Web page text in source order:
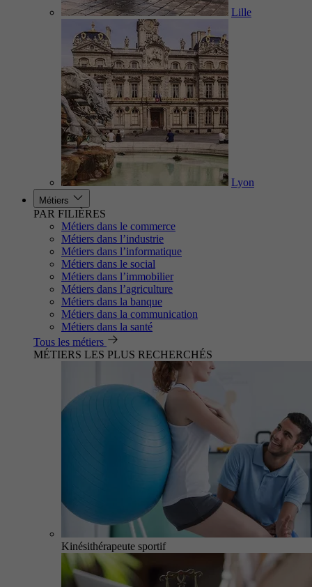
Lille
Lyon
Métiers
PAR FILIÈRES
Métiers dans le commerce
Métiers dans l’industrie
Métiers dans l’informatique
Métiers dans le social
Métiers dans l’immobilier
Métiers dans l’agriculture
Métiers dans la banque
Métiers dans la communication
Métiers dans la santé
Tous les métiers
MÉTIERS LES PLUS RECHERCHÉS
Kinésithérapeute sportif